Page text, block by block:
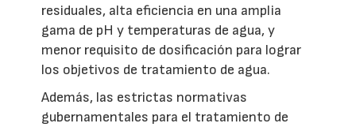
residuales, alta eficiencia en una amplia
gama de pH y temperaturas de agua, y
menor requisito de dosificación para lograr
los objetivos de tratamiento de agua.
Además, las estrictas normativas
gubernamentales para el tratamiento de